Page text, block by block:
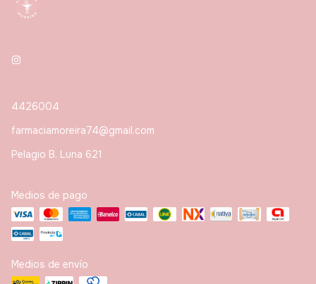
4426004
farmaciamoreira74@gmail.com
Pelagio B. Luna 621
Medios de pago
Medios de envío